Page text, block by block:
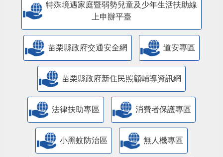
特殊境遇家庭暨弱勢兒童及少年生活扶助線
上申辦平臺
苗栗縣政府交通安全網 道安專區
苗栗縣政府新住民照顧輔導資訊網
法律扶助專區 消費者保護專區
小黑蚊防治區 無人機專區